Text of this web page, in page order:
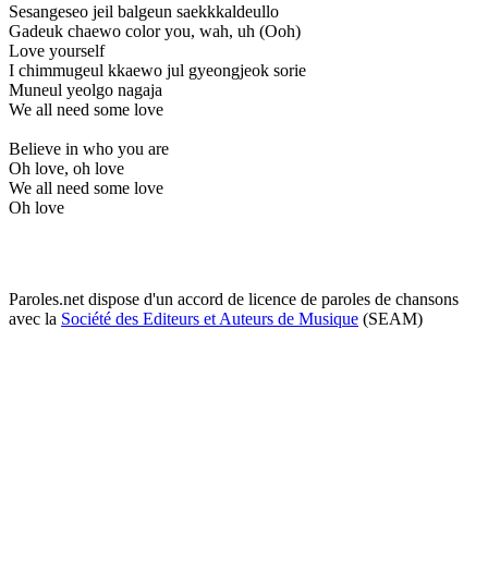
Sesangeseo jeil balgeun saekkkaldeullo
Gadeuk chaewo color you, wah, uh (Ooh)
Love yourself
I chimmugeul kkaewo jul gyeongjeok sorie
Muneul yeolgo nagaja
We all need some love
Believe in who you are
Oh love, oh love
We all need some love
Oh love
Paroles.net dispose d'un accord de licence de paroles de chansons
avec la Société des Editeurs et Auteurs de Musique (SEAM)